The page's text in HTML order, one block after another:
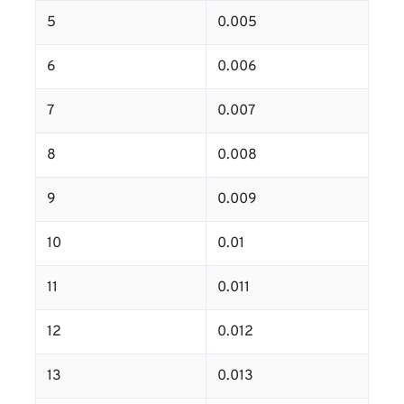
5 0.005
6 0.006
7 0.007
8 0.008
9 0.009
10 0.01
11 0.011
12 0.012
13 0.013